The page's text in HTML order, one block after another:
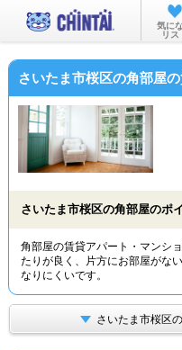
お
気に
リス
さいたま市桜区の角部屋
さいたま市桜区の角部屋のポ
角部屋の賃貸アパート・マンシ
たりが良く、片方にお部屋がな
なりにくいです。
さいたま市桜区